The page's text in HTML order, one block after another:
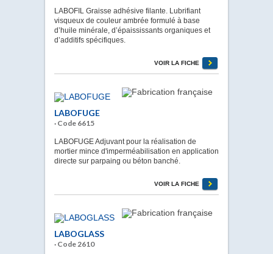
LABOFIL Graisse adhésive filante. Lubrifiant
visqueux de couleur ambrée formulé à base
d’huile minérale, d’épaississants organiques et
d’additifs spécifiques.
VOIR LA FICHE
LABOFUGE
· Code 6615
LABOFUGE Adjuvant pour la réalisation de
mortier mince d'imperméabilisation en application
directe sur parpaing ou béton banché.
VOIR LA FICHE
LABOGLASS
· Code 2610